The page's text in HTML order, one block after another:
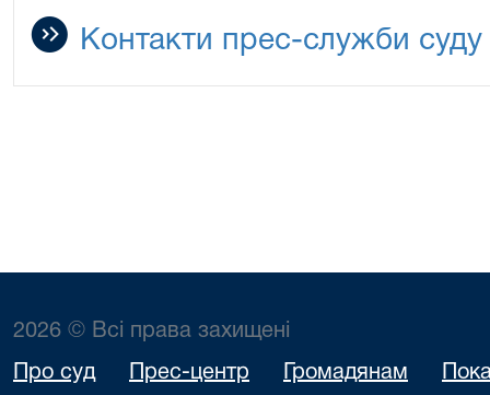
Контакти прес-служби суду
2026 © Всі права захищені
Про суд Прес-центр Громадянам